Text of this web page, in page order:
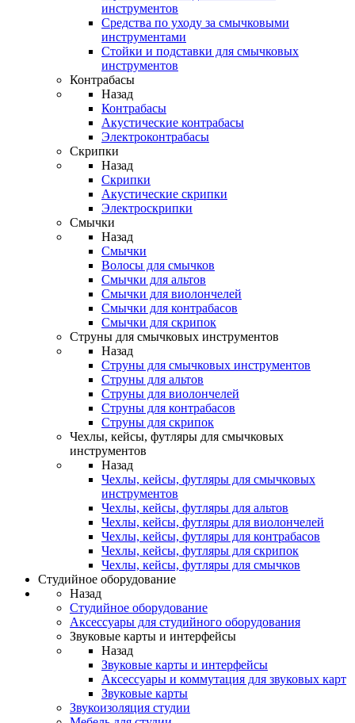
инструментов
Средства по уходу за смычковыми
инструментами
Стойки и подставки для смычковых
инструментов
Контрабасы
Назад
Контрабасы
Акустические контрабасы
Электроконтрабасы
Скрипки
Назад
Скрипки
Акустические скрипки
Электроскрипки
Смычки
Назад
Смычки
Волосы для смычков
Смычки для альтов
Смычки для виолончелей
Смычки для контрабасов
Смычки для скрипок
Струны для смычковых инструментов
Назад
Струны для смычковых инструментов
Струны для альтов
Струны для виолончелей
Струны для контрабасов
Струны для скрипок
Чехлы, кейсы, футляры для смычковых
инструментов
Назад
Чехлы, кейсы, футляры для смычковых
инструментов
Чехлы, кейсы, футляры для альтов
Чехлы, кейсы, футляры для виолончелей
Чехлы, кейсы, футляры для контрабасов
Чехлы, кейсы, футляры для скрипок
Чехлы, кейсы, футляры для смычков
Студийное оборудование
Назад
Студийное оборудование
Аксессуары для студийного оборудования
Звуковые карты и интерфейсы
Назад
Звуковые карты и интерфейсы
Аксессуары и коммутация для звуковых карт
Звуковые карты
Звукоизоляция студии